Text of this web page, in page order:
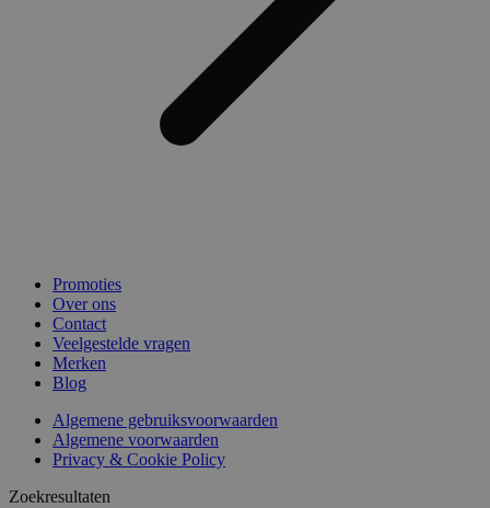
Promoties
Over ons
Contact
Veelgestelde vragen
Merken
Blog
Algemene gebruiksvoorwaarden
Algemene voorwaarden
Privacy & Cookie Policy
Zoekresultaten